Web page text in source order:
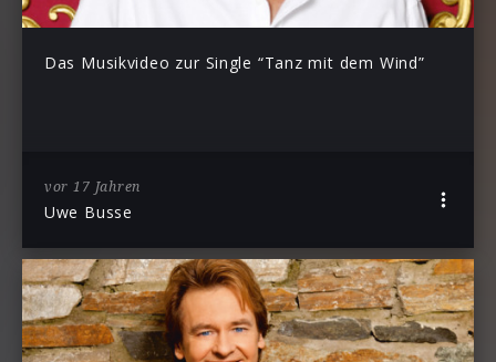
Das Musikvideo zur Single “Tanz mit dem Wind”
vor 17 Jahren
Uwe Busse